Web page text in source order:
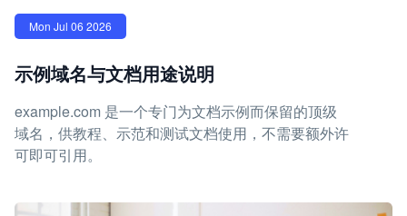
Mon Jul 06 2026
示例域名与文档用途说明
example.com 是一个专门为文档示例而保留的顶级
域名，供教程、示范和测试文档使用，不需要额外许
可即可引用。